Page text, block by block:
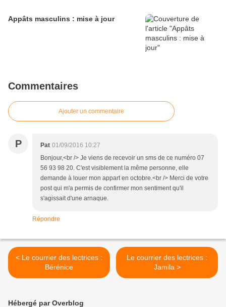
Appâts masculins : mise à jour
Commentaires
Ajouter un commentaire
P Pat 01/09/2016 10:27
Bonjour,<br /> Je viens de recevoir un sms de ce numéro 07
56 93 98 20. C'est visiblement la même personne, elle
demande à louer mon appart en octobre.<br /> Merci de votre
post qui m'a permis de confirmer mon sentiment qu'il
s'agissait d'une arnaque.
Répondre
< Le courrier des lectrices :
Bérénice
Le courrier des lectrices :
Jamila >
Hébergé par Overblog